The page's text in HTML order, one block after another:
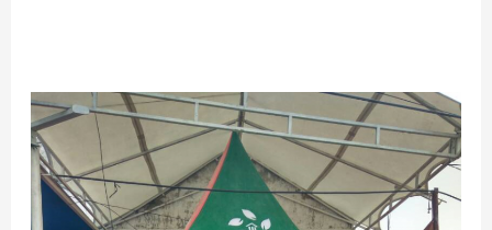
TERMURAH
JUAL
TENDA
KERUCUT